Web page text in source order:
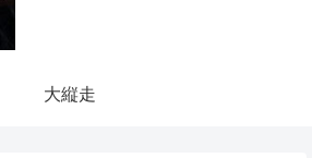
大縦走